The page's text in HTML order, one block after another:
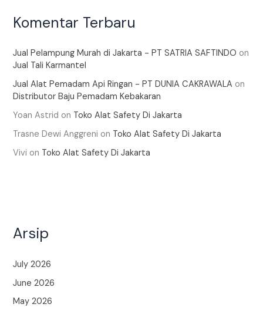
Komentar Terbaru
Jual Pelampung Murah di Jakarta - PT SATRIA SAFTINDO on
Jual Tali Karmantel
Jual Alat Pemadam Api Ringan - PT DUNIA CAKRAWALA on
Distributor Baju Pemadam Kebakaran
Yoan Astrid on Toko Alat Safety Di Jakarta
Trasne Dewi Anggreni on Toko Alat Safety Di Jakarta
Vivi on Toko Alat Safety Di Jakarta
Arsip
July 2026
June 2026
May 2026